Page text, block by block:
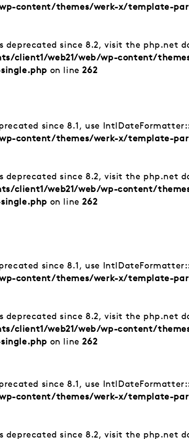
content/themes/werk-x/template-
deprecated since 8.2, visit the php.net
client1/web21/web/wp-content/
on line262
since 8.1, use
content/themes/werk-x/template-
deprecated since 8.2, visit the php.net
client1/web21/web/wp-content/
on line262
since 8.1, use
content/themes/werk-x/template-
deprecated since 8.2, visit the php.net
client1/web21/web/wp-content/
on line262
since 8.1, use
content/themes/werk-x/template-
deprecated since 8.2, visit the php.net